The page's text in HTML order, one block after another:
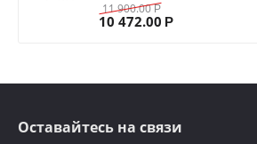
11 900.00 Р
10 472.00 Р
Оставайтесь на связи